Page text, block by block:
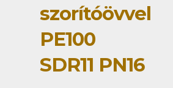
szorítóövvel
PE100
SDR11 PN16